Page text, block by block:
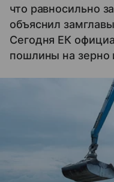
что равносильно
объяснил
Сегодня ЕК
пошлины на зерно